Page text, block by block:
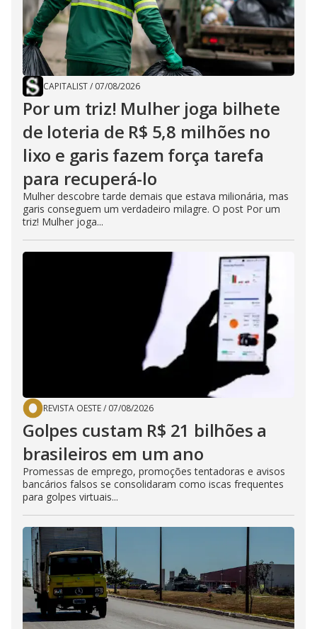
CAPITALIST/ 07/08/2026
Por um triz! Mulher joga bilhete
de loteria de R$ 5,8 milhões no
lixo e garis fazem força tarefa
para recuperá-lo
Mulher descobre tarde demais que estava milionária, mas
garis conseguem um verdadeiro milagre. O post Por um
triz! Mulher joga...
REVISTA OESTE/ 07/08/2026
Golpes custam R$ 21 bilhões a
brasileiros em um ano
Promessas de emprego, promoções tentadoras e avisos
bancários falsos se consolidaram como iscas frequentes
para golpes virtuais...